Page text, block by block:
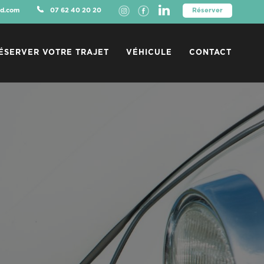
07 62 40 20 20 Réserver
VOTRE TRAJET VÉHICULE CONTACT